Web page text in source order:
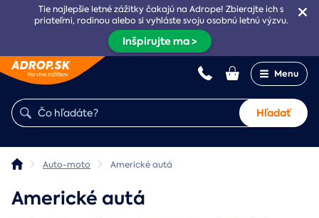
Tie najlepšie letné zážitky čakajú na Adrope! Zbierajte ich s
priateľmi, rodinou alebo si vyhláste svoju osobnú letnú výzvu.
Inšpirujte ma >
Menu
Hľadať
Auto-moto Americké autá
Americké autá